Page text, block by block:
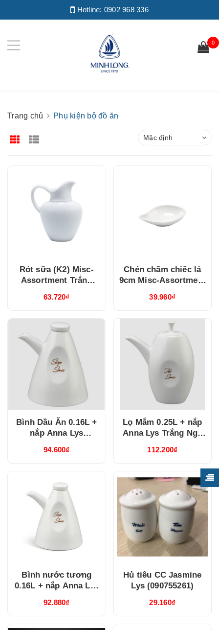
Hotline: 0902 968 336
0
Trang chủ Phụ kiện bộ đồ ăn
Mặc định
Rót sữa (K2) Misc-
Assortment Trắng
63.720₫
Chén chấm chiếc lá
9cm Misc-Assortment
(640916000)
39.960₫
Bình Dầu Ăn 0.16L +
nắp Anna Lys
94.600₫
Lọ Mắm 0.25L + nắp
Anna Lys Trắng Ngà
112.200₫
Bình nước tương
0.16L + nắp Anna Lys
92.880₫
Hủ tiêu CC Jasmine
Lys (090755261)
29.160₫